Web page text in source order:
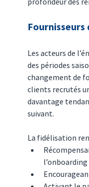
Fournisseurs
Les acteurs de
des périodes
changement de
clients recrutés
davantage
suivant.
La fidélisation